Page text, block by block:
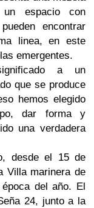
espacio con
encontrar
linea, en este
emergentes.
a un
que se produce
hemos elegido
dar forma y
una verdadera
desde el 15 de
Villa marinera de
del año. El
24, junto a la